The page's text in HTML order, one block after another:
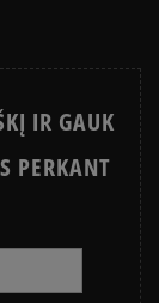
grynais.
3 €.
IR GAUK
PERKANT